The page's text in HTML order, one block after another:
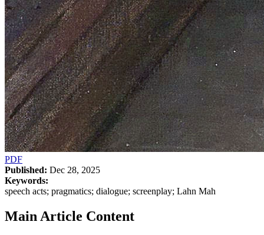
PDF
Published: Dec 28, 2025
Keywords:
speech acts; pragmatics; dialogue; screenplay; Lahn Mah
Main Article Content